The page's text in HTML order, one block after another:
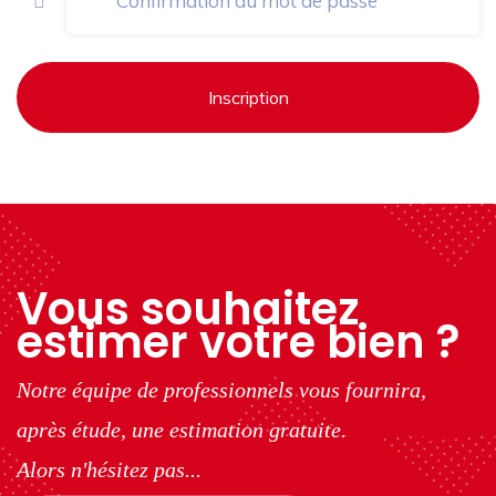
Inscription
Vous souhaitez
estimer votre bien ?
Notre équipe de professionnels vous fournira,
après étude, une estimation gratuite.
Alors n'hésitez pas...